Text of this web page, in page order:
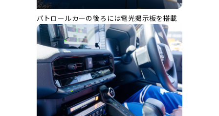
パトロールカーの後ろには電光掲示板を搭載